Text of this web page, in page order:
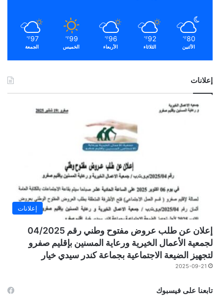
80
℉
الأثنين
92
℉
الثلاثاء
96
℉
الأربعاء
99
℉
الخميس
97
℉
الجمعة
إعلانات
إعلانات
إعلان عن طلب عروض مفتوح وطني رقم 04/2025
لجمعية الأعمال الخيرية ورعاية المسنين بإقليم صفرو
لتجهيز الضيعة الاجتماعية بجماعة كندر سيدي خيار
2025-09-21
تابعنا على فيسبوك